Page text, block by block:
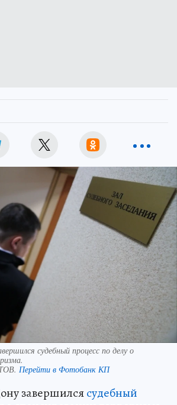
судебный процесс по делу о
Перейти в Фотобанк КП
завершилсясудебный